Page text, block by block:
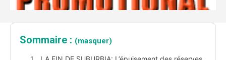
Sommaire : (masquer)